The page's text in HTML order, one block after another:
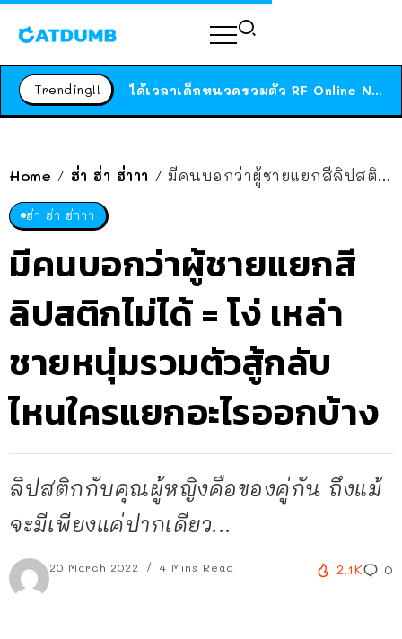
Trending!! ได้เวลาเด็กหนวดรวมตัว RF Online Next เปิดให้เล่นแล้ว เกม Sci-Fi MMORPG ระดับตำนาน เล่นได้ทั้งมือถือและ PC
Home / ฮ่า ฮ่า ฮ่าาา / มีคนบอกว่าผู้ชายแยกสีลิปสติกไม่ได้ = โง่ เหล่าชายหนุ่มรวมตัวสู้กลับ ไหนใครแยกอะไรออกบ้าง
ฮ่า ฮ่า ฮ่าาา
มีคนบอกว่าผู้ชายแยกสี
ลิปสติกไม่ได้ = โง่ เหล่า
ชายหนุ่มรวมตัวสู้กลับ
ไหนใครแยกอะไรออกบ้าง
ลิปสติกกับคุณผู้หญิงคือของคู่กัน ถึงแม้
จะมีเพียงแค่ปากเดียว...
20 March 2022 4 Mins Read 2.1K 0